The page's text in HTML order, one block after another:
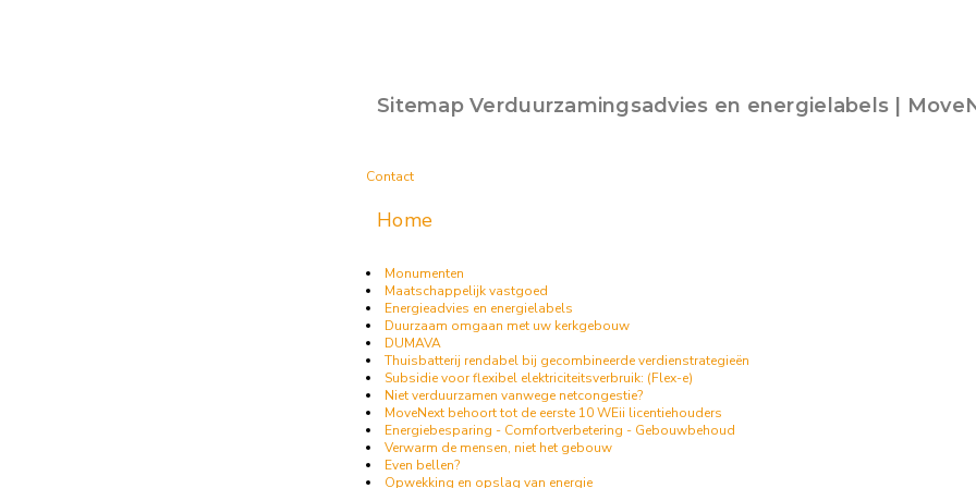
Sitemap Verduurzamingsadvies en energielabels |
Contact
Home
Monumenten
Maatschappelijk vastgoed
Energieadvies en energielabels
Duurzaam omgaan met uw kerkgebouw
DUMAVA
Thuisbatterij rendabel bij gecombineerde verdienstrategieën
Subsidie voor flexibel elektriciteitsverbruik: (Flex-e)
Niet verduurzamen vanwege netcongestie?
MoveNext behoort tot de eerste 10 WEii licentiehouders
Energiebesparing - Comfortverbetering - Gebouwbehoud
Verwarm de mensen, niet het gebouw
Even bellen?
Opwekking en opslag van energie